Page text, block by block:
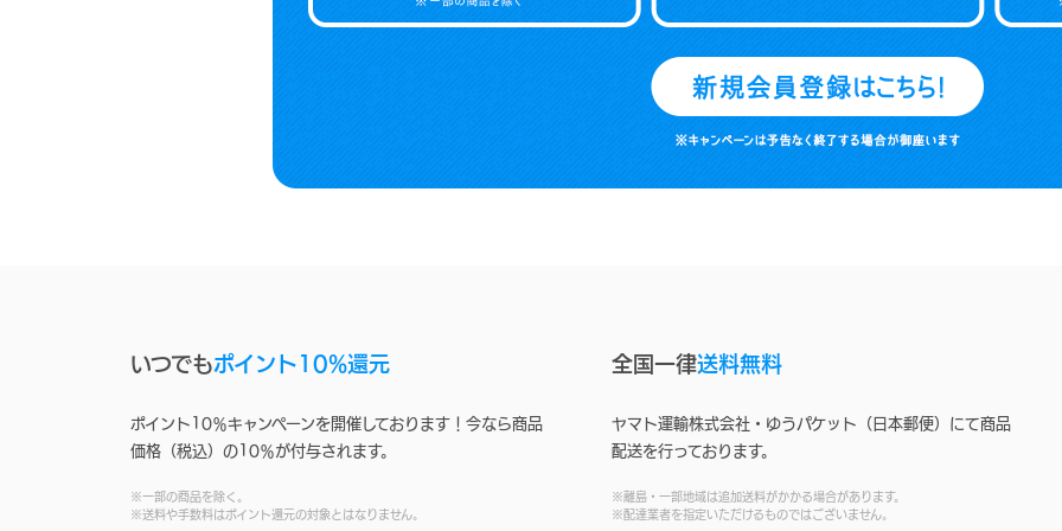
いつでもポイント10%還元
ポイント10％キャンペーンを開催しております！今なら商品
価格（税込）の10％が付与されます。
※一部の商品を除く。
※送料や手数料はポイント還元の対象とはなりません。
全国一律送料無料
ヤマト運輸株式会社・ゆうパケット（日本郵便）にて商品
配送を行っております。
※離島・一部地域は追加送料がかかる場合があります。
※配達業者を指定いただけるものではございません。